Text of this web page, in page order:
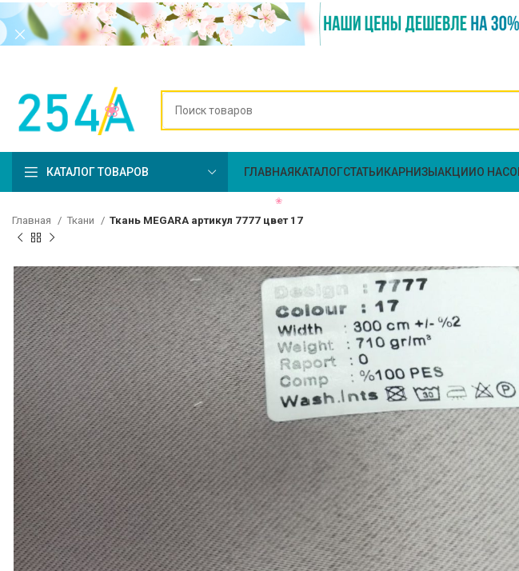
КАТАЛОГ ТОВАРОВ ГЛАВНАЯ КАТАЛОГСТАТЬИ КАРНИЗЫ АКЦИИ О НАС
Главная Ткани Ткань MEGARA артикул 7777 цвет 17